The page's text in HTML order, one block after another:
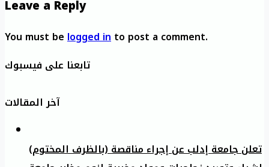
Leave a Reply
You must belogged into post a comment.
تابعنا على فيسبوك
آخر المقالات
تعلن جامعة إدلب عن إجراء مناقصة (بالظرف المختوم)